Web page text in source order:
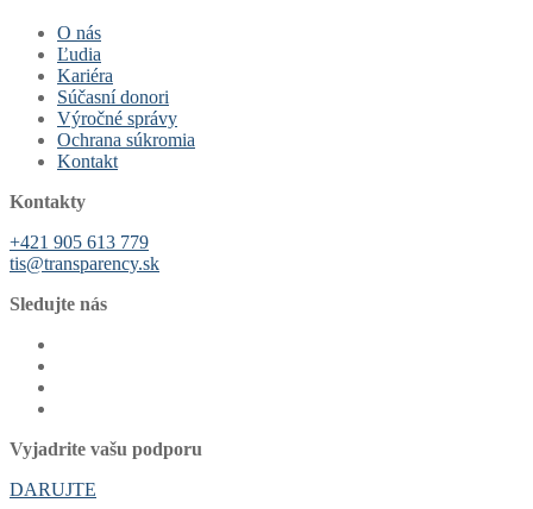
O nás
Ľudia
Kariéra
Súčasní donori
Výročné správy
Ochrana súkromia
Kontakt
Kontakty
+421 905 613 779
tis@transparency.sk
Sledujte nás
Vyjadrite vašu podporu
DARUJTE